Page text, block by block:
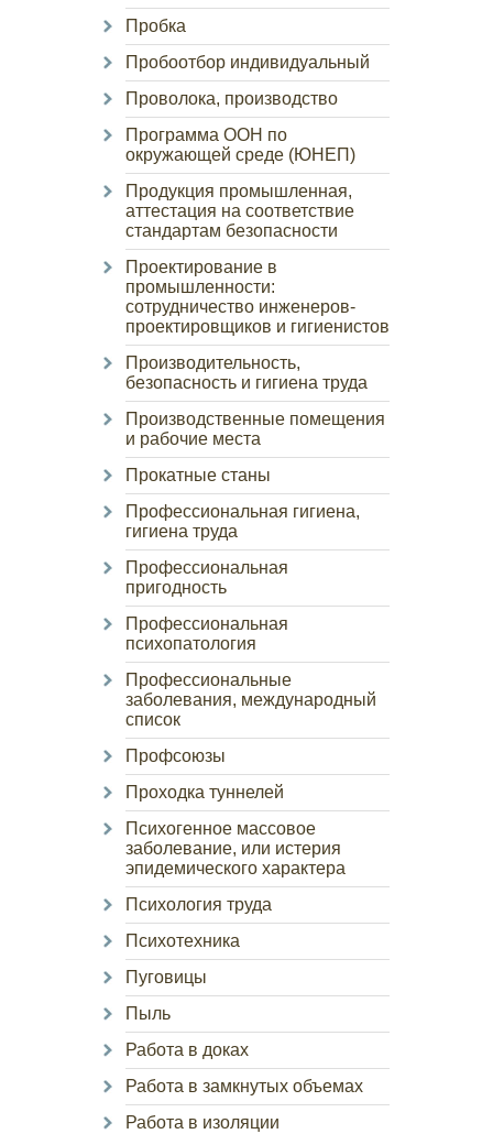
Пробка
Пробоотбор индивидуальный
Проволока, производство
Программа ООН по
окружающей среде (ЮНЕП)
Продукция промышленная,
аттестация на соответствие
стандартам безопасности
Проектирование в
промышленности:
сотрудничество инженеров-
проектировщиков и гигиенистов
Производительность,
безопасность и гигиена труда
Производственные помещения
и рабочие места
Прокатные станы
Профессиональная гигиена,
гигиена труда
Профессиональная
пригодность
Профессиональная
психопатология
Профессиональные
заболевания, международный
список
Профсоюзы
Проходка туннелей
Психогенное массовое
заболевание, или истерия
эпидемического характера
Психология труда
Психотехника
Пуговицы
Пыль
Работа в доках
Работа в замкнутых объемах
Работа в изоляции